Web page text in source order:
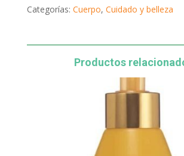
Almendras
cantidad
Categorías: Cuerpo, Cuidado y belleza
Productos